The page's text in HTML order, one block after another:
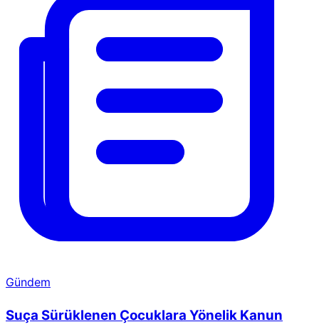
Gündem
Suça Sürüklenen Çocuklara Yönelik Kanun